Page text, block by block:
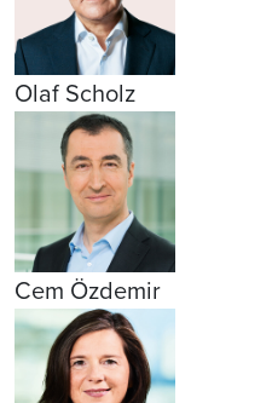
Olaf Scholz
Cem Özdemir